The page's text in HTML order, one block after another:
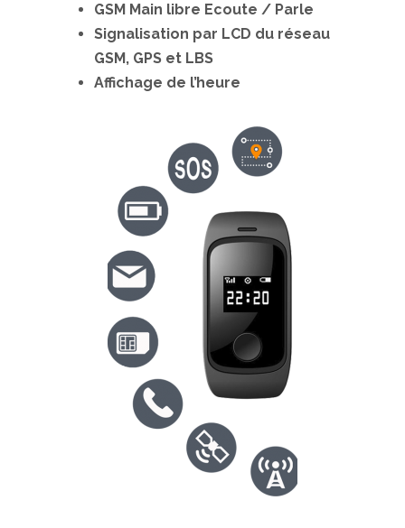
GSM Main libre Ecoute / Parle
Signalisation par LCD du réseau
GSM, GPS et LBS
Affichage de l’heure